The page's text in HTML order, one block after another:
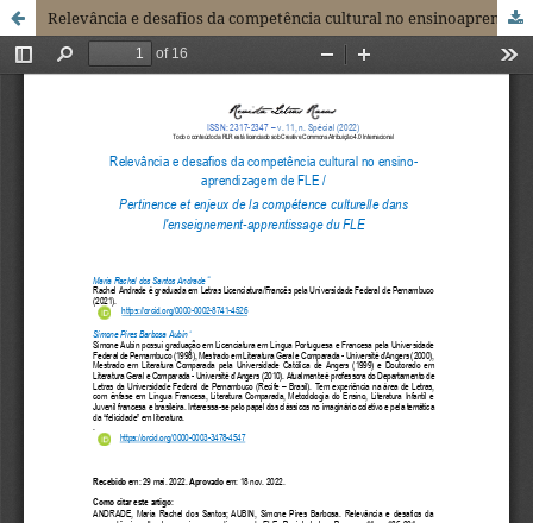
Relevância e desafios da competência cultural no ensinoaprendizagem de FLE